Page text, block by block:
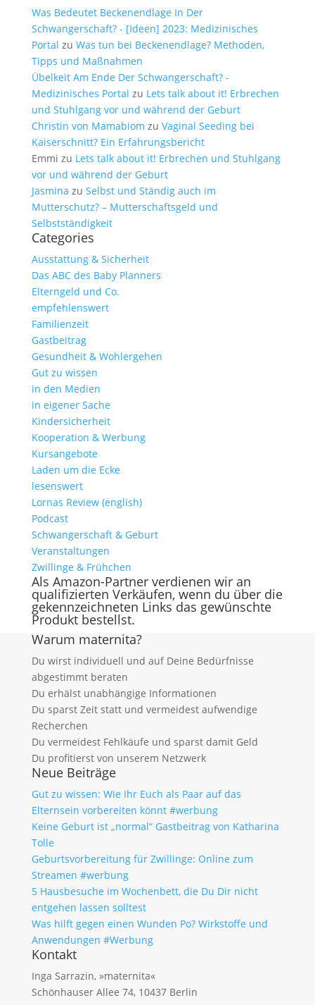
Was Bedeutet Beckenendlage In Der
Schwangerschaft? - [Ideen] 2023: Medizinisches
Portal zu Was tun bei Beckenendlage? Methoden,
Tipps und Maßnahmen
Übelkeit Am Ende Der Schwangerschaft? -
Medizinisches Portal zu Lets talk about it! Erbrechen
und Stuhlgang vor und während der Geburt
Christin von Mamabiom zu Vaginal Seeding bei
Kaiserschnitt? Ein Erfahrungsbericht
Emmi zu Lets talk about it! Erbrechen und Stuhlgang
vor und während der Geburt
Jasmina zu Selbst und Ständig auch im
Mutterschutz? – Mutterschaftsgeld und
Selbstständigkeit
Categories
Ausstattung & Sicherheit
Das ABC des Baby Planners
Elterngeld und Co.
empfehlenswert
Familienzeit
Gastbeitrag
Gesundheit & Wohlergehen
Gut zu wissen
in den Medien
in eigener Sache
Kindersicherheit
Kooperation & Werbung
Kursangebote
Laden um die Ecke
lesenswert
Lornas Review (english)
Podcast
Schwangerschaft & Geburt
Veranstaltungen
Zwillinge & Frühchen
Als Amazon-Partner verdienen wir an
qualifizierten Verkäufen, wenn du über die
gekennzeichneten Links das gewünschte
Produkt bestellst.
Warum maternita?
Du wirst individuell und auf Deine Bedürfnisse
abgestimmt beraten
Du erhälst unabhängige Informationen
Du sparst Zeit statt und vermeidest aufwendige
Recherchen
Du vermeidest Fehlkäufe und sparst damit Geld
Du profitierst von unserem Netzwerk
Neue Beiträge
Gut zu wissen: Wie Ihr Euch als Paar auf das
Elternsein vorbereiten könnt #werbung
Keine Geburt ist „normal“ Gastbeitrag von Katharina
Tolle
Geburtsvorbereitung für Zwillinge: Online zum
Streamen #werbung
5 Hausbesuche im Wochenbett, die Du Dir nicht
entgehen lassen solltest
Was hilft gegen einen Wunden Po? Wirkstoffe und
Anwendungen #Werbung
Kontakt
Inga Sarrazin, »maternita«
Schönhauser Allee 74, 10437 Berlin